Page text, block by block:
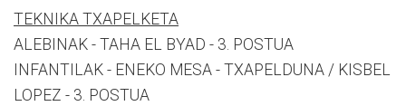
TEKNIKA TXAPELKETA
ALEBINAK - TAHA EL BYAD - 3. POSTUA
INFANTILAK - ENEKO MESA - TXAPELDUNA / KISBEL
LOPEZ - 3. POSTUA